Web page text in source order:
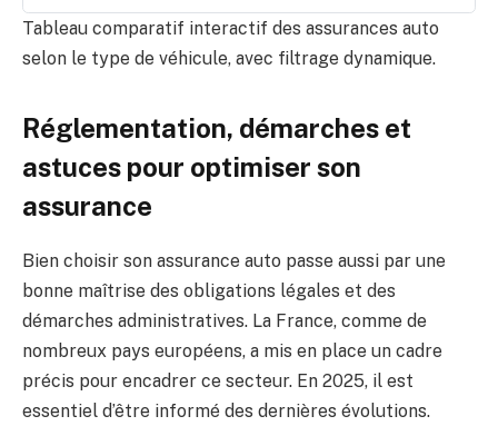
Tableau comparatif interactif des assurances auto
selon le type de véhicule, avec filtrage dynamique.
Réglementation, démarches et
astuces pour optimiser son
assurance
Bien choisir son assurance auto passe aussi par une
bonne maîtrise des obligations légales et des
démarches administratives. La France, comme de
nombreux pays européens, a mis en place un cadre
précis pour encadrer ce secteur. En 2025, il est
essentiel d’être informé des dernières évolutions.